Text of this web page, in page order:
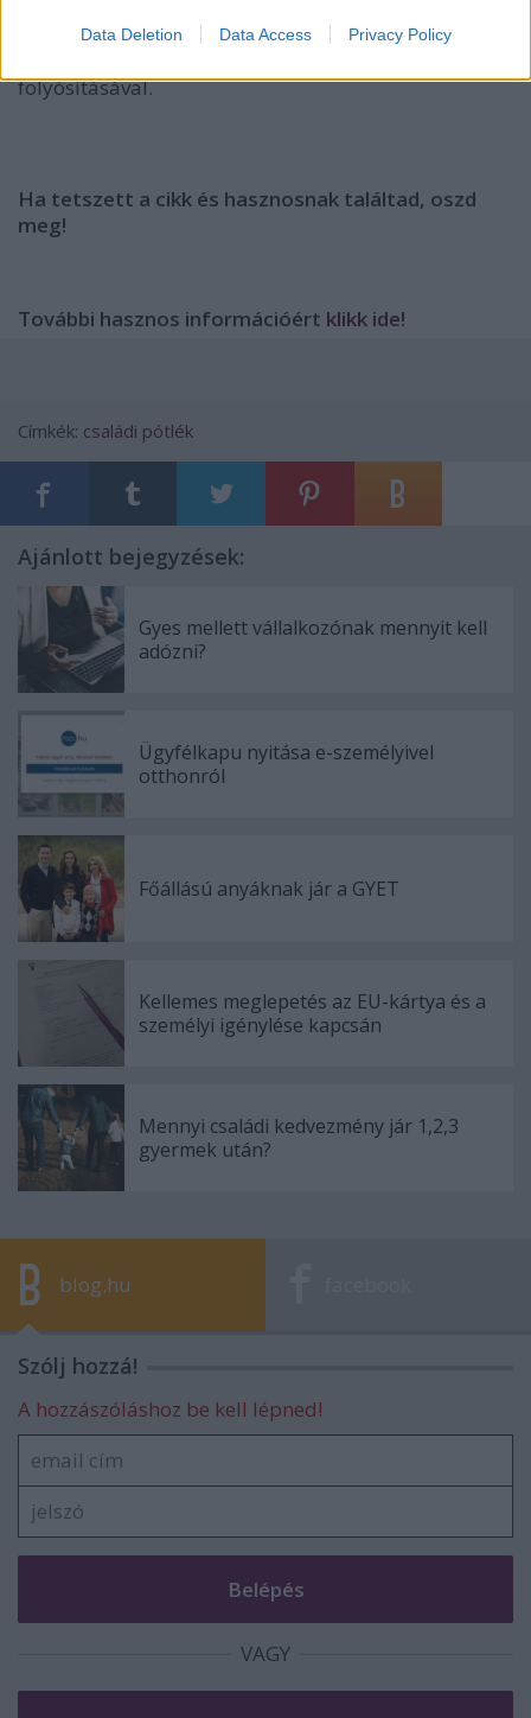
Data Deletion Data Access Privacy Policy
Bármennyire is meglepő, a Nyugdíjfolyósító
folyósításával.
Ha tetszett a cikk és hasznosnak találtad, oszd
meg!
További hasznos információért klikk ide!
Címkék: családi pótlék
Ajánlott bejegyzések:
Gyes mellett vállalkozónak mennyit kell
adózni?
Ügyfélkapu nyitása e-személyivel
otthonról
Főállású anyáknak jár a GYET
Kellemes meglepetés az EU-kártya és a
személyi igénylése kapcsán
Mennyi családi kedvezmény jár 1,2,3
gyermek után?
blog.hu
Szólj hozzá!
A hozzászóláshoz be kell lépned!
VAGY